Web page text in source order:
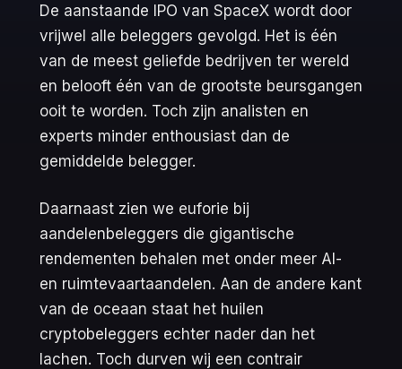
De aanstaande IPO van SpaceX wordt door
vrijwel alle beleggers gevolgd. Het is één
van de meest geliefde bedrijven ter wereld
en belooft één van de grootste beursgangen
ooit te worden. Toch zijn analisten en
experts minder enthousiast dan de
gemiddelde belegger.
Daarnaast zien we euforie bij
aandelenbeleggers die gigantische
rendementen behalen met onder meer AI-
en ruimtevaartaandelen. Aan de andere kant
van de oceaan staat het huilen
cryptobeleggers echter nader dan het
lachen. Toch durven wij een contrair